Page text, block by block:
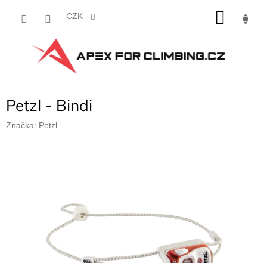
CZK
Petzl - Bindi
Značka: Petzl